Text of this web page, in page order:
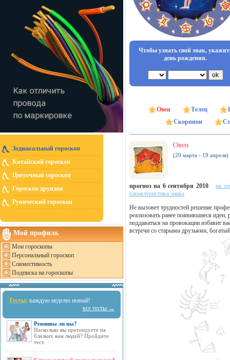
Зодиакальный гороскоп
Китайский гороскоп
Цветочный гороскоп
Гороскоп друидов
Рунический гороскоп
Мой профиль
Мои гороскопы
Персональный гороскоп
Совместимость
Подписка на гороскопы
Тесты: каждую неделю новый!
все тесты →
Ревнивы ли вы?
Насколько вы претендуете на
близких вам людей? Пройдите
тест.
Чтобы узнать свой знак,
день рождения.
Овен Телец
Скорпион
Овен
(20 марта - 19 апреля)
прогноз на 6 сентября 2010
на
характеристика знака
Не вызовет трудностей решение
реализовать ранее появившиеся
поддаваться на провокации избавит
встречи со старыми друзьями,